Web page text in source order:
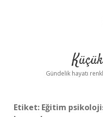
Gündelik hayatı
Etiket: Eğitim